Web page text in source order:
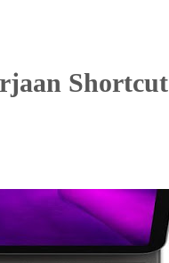
Shortcut